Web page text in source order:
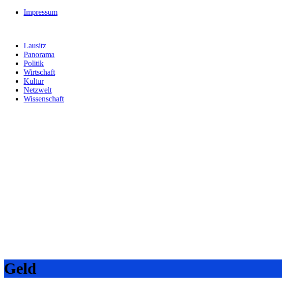
Impressum
Lausitz
Panorama
Politik
Wirtschaft
Kultur
Netzwelt
Wissenschaft
Geld